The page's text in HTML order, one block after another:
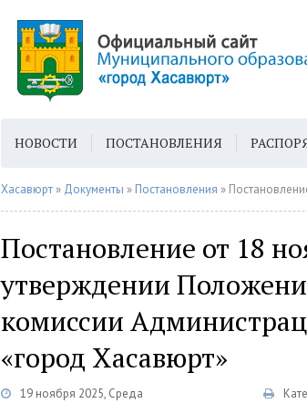
НОВОСТИ ПОСТАНОВЛЕНИЯ
ГОРОДСКАЯ СРЕДА ГЕН. ПЛАН
Хасавюрт » Документы » Постановления » Постановление от 18
Постановление от 18
утверждении
комиссии
«город Хасавюрт»
19 ноября 2025, Среда